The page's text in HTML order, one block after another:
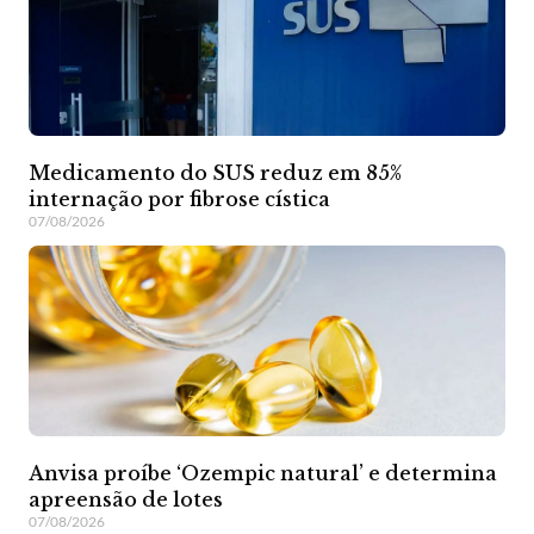
Medicamento do SUS reduz em 85%
internação por fibrose cística
07/08/2026
Anvisa proíbe ‘Ozempic natural’ e determina
apreensão de lotes
07/08/2026